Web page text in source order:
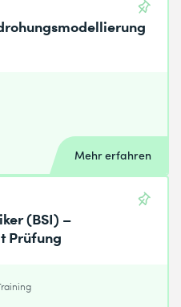
Mehr erfahren
(BSI) –
Prüfung